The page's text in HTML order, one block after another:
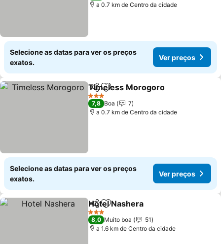
a 0.7 km de Centro da cidade
Selecione as datas para ver os preços
exatos.
Ver preços
PartilharAdicionar aos favoritos
Timeless Morogoro
3 Estrelas
7,8 Boa
7
a 0.7 km de Centro da cidade
Selecione as datas para ver os preços
exatos.
Ver preços
PartilharAdicionar aos favoritos
Hotel Nashera
3 Estrelas
8,0 Muito boa
51
a 1.6 km de Centro da cidade